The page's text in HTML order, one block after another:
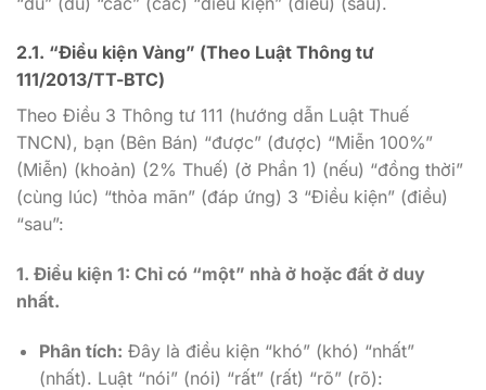
2.1. “Điều kiện Vàng” (Theo Luật Thông tư
111/2013/TT-BTC)
Theo Điều 3 Thông tư 111 (hướng dẫn Luật Thuế
TNCN), bạn (Bên Bán) “được” (được) “Miễn 100%”
(Miễn) (khoản) (2% Thuế) (ở Phần 1) (nếu) “đồng thời”
(cùng lúc) “thỏa mãn” (đáp ứng) 3 “Điều kiện” (điều)
“sau”:
1. Điều kiện 1: Chỉ có “một” nhà ở hoặc đất ở duy
nhất.
Phân tích: Đây là điều kiện “khó” (khó) “nhất”
(nhất). Luật “nói” (nói) “rất” (rất) “rõ” (rõ):